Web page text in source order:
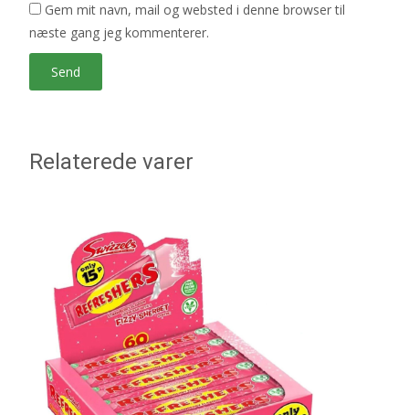
Gem mit navn, mail og websted i denne browser til
næste gang jeg kommenterer.
Relaterede varer